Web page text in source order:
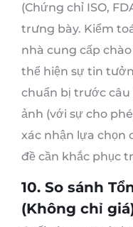
(Chứng chỉ ISO,
trưng bày. Kiểm
nhà cung cấp
thể hiện sự tin
chuẩn bị trước câu
ảnh (với sự cho
xác nhận lựa chọn
đề cần khắc phục
10. So sánh
(Không chỉ